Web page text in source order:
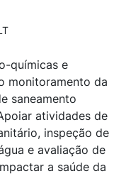
químicas e
monitoramento da
saneamento
atividades de
inspeção de
e avaliação de
a saúde da